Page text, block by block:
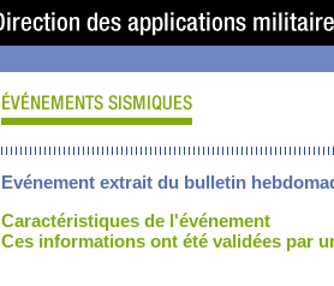
Evénement extrait du bulletin
Caractéristiques de l'événement
Ces informations ont été validées par